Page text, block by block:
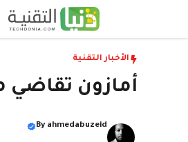
إلى
الأخبار التقنية
أمازون تقاضي
By ahmedabuzeid